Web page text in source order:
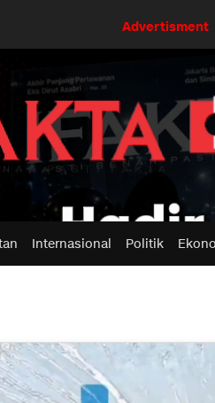
Advertisment
Internasional Politik